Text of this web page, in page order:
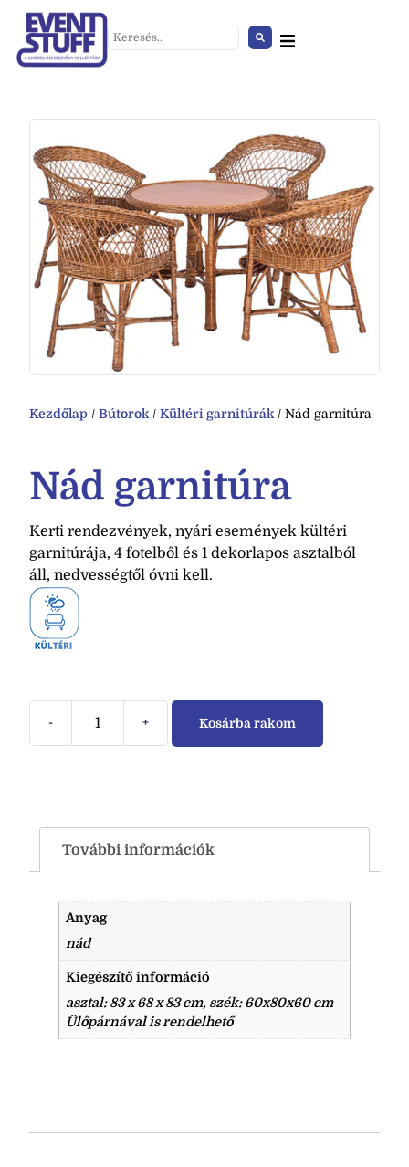
Kezdőlap / Bútorok / Kültéri garnitúrák / Nád garnitúra
Nád garnitúra
Kerti rendezvények, nyári események kültéri
garnitúrája, 4 fotelből és 1 dekorlapos asztalból
áll, nedvességtől óvni kell.
- + Kosárba rakom
További információk
Anyag
nád
Kiegészítő információ
asztal: 83 x 68 x 83 cm, szék: 60x80x60 cm
Ülőpárnával is rendelhető
Csőkordon
HOZZÁAD